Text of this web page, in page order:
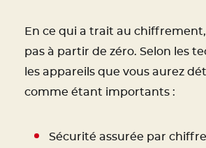
En ce qui a trait au chiffrement,
pas à partir de zéro. Selon les
les appareils que vous aurez
comme étant importants :
Sécurité assurée par